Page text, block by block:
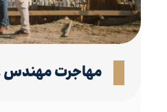
مهاجرت مهندس